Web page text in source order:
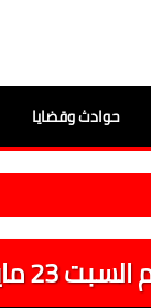
حوادث وقضايا
الجنيه بعد آخر تراجع